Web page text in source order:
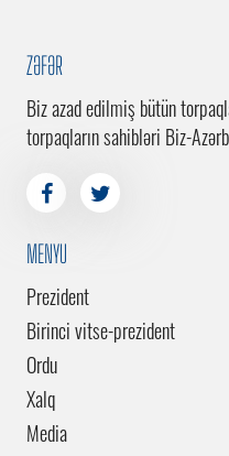
ZƏFƏR
Biz azad edilmiş bütün
torpaqların sahibləri Biz-
MENYU
Prezident
Birinci vitse-prezident
Ordu
Xalq
Media